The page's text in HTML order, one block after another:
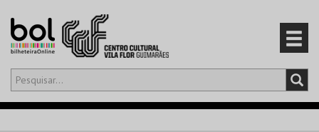
Olá,iniciar sessão